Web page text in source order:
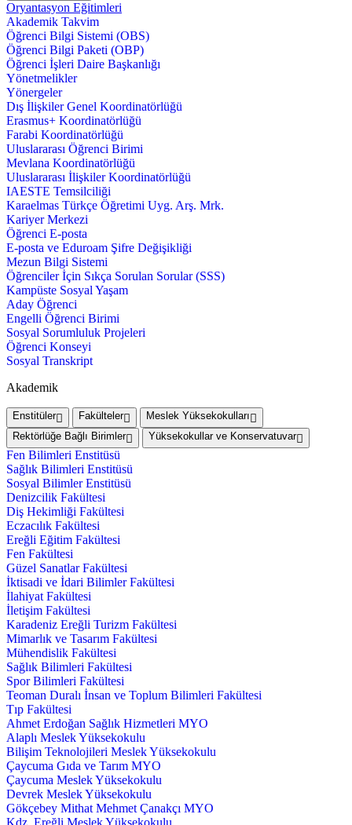
Oryantasyon Eğitimleri
Akademik Takvim
Öğrenci Bilgi Sistemi (OBS)
Öğrenci Bilgi Paketi (OBP)
Öğrenci İşleri Daire Başkanlığı
Yönetmelikler
Yönergeler
Dış İlişkiler Genel Koordinatörlüğü
Erasmus+ Koordinatörlüğü
Farabi Koordinatörlüğü
Uluslararası Öğrenci Birimi
Mevlana Koordinatörlüğü
Uluslararası İlişkiler Koordinatörlüğü
IAESTE Temsilciliği
Karaelmas Türkçe Öğretimi Uyg. Arş. Mrk.
Kariyer Merkezi
Öğrenci E-posta
E-posta ve Eduroam Şifre Değişikliği
Mezun Bilgi Sistemi
Öğrenciler İçin Sıkça Sorulan Sorular (SSS)
Kampüste Sosyal Yaşam
Aday Öğrenci
Engelli Öğrenci Birimi
Sosyal Sorumluluk Projeleri
Öğrenci Konseyi
Sosyal Transkript
Akademik
Enstitüler Fakülteler
Meslek Yüksekokulları
Rektörlüğe Bağlı Birimler
Yüksekokullar ve Konservatuvar
Fen Bilimleri Enstitüsü
Sağlık Bilimleri Enstitüsü
Sosyal Bilimler Enstitüsü
Denizcilik Fakültesi
Diş Hekimliği Fakültesi
Eczacılık Fakültesi
Ereğli Eğitim Fakültesi
Fen Fakültesi
Güzel Sanatlar Fakültesi
İktisadi ve İdari Bilimler Fakültesi
İlahiyat Fakültesi
İletişim Fakültesi
Karadeniz Ereğli Turizm Fakültesi
Mimarlık ve Tasarım Fakültesi
Mühendislik Fakültesi
Sağlık Bilimleri Fakültesi
Spor Bilimleri Fakültesi
Teoman Duralı İnsan ve Toplum Bilimleri Fakültesi
Tıp Fakültesi
Ahmet Erdoğan Sağlık Hizmetleri MYO
Alaplı Meslek Yüksekokulu
Bilişim Teknolojileri Meslek Yüksekokulu
Çaycuma Gıda ve Tarım MYO
Çaycuma Meslek Yüksekokulu
Devrek Meslek Yüksekokulu
Gökçebey Mithat Mehmet Çanakçı MYO